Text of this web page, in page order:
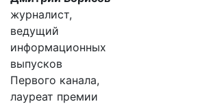
журналист,
ведущий
информационных
выпусков
Первого канала,
лауреат премии